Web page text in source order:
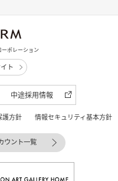
ポレーション
ト
中途採用情報
護方針 情報セキュリティ基本方針
ウント一覧